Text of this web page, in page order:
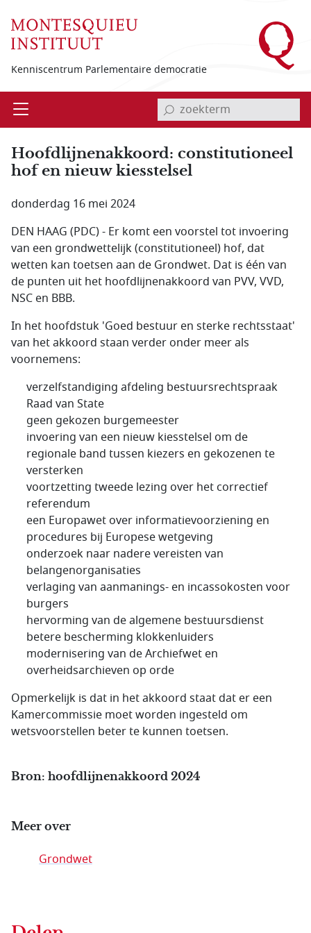
Kenniscentrum Parlementaire democratie
Open invoerveld zoekterm
Hoofdlijnenakkoord: constitutioneel
hof en nieuw kiesstelsel
donderdag 16 mei 2024
DEN HAAG (PDC) - Er komt een voorstel tot invoering
van een grondwettelijk (constitutioneel) hof, dat
wetten kan toetsen aan de Grondwet. Dat is één van
de punten uit het hoofdlijnenakkoord van PVV, VVD,
NSC en BBB.
In het hoofdstuk 'Goed bestuur en sterke rechtsstaat'
van het akkoord staan verder onder meer als
voornemens:
verzelfstandiging afdeling bestuursrechtspraak
Raad van State
geen gekozen burgemeester
invoering van een nieuw kiesstelsel om de
regionale band tussen kiezers en gekozenen te
versterken
voortzetting tweede lezing over het correctief
referendum
een Europawet over informatievoorziening en
procedures bij Europese wetgeving
onderzoek naar nadere vereisten van
belangenorganisaties
verlaging van aanmanings- en incassokosten voor
burgers
hervorming van de algemene bestuursdienst
betere bescherming klokkenluiders
modernisering van de Archiefwet en
overheidsarchieven op orde
Opmerkelijk is dat in het akkoord staat dat er een
Kamercommissie moet worden ingesteld om
wetsvoorstellen beter te kunnen toetsen.
Bron: hoofdlijnenakkoord 2024
Meer over
Grondwet